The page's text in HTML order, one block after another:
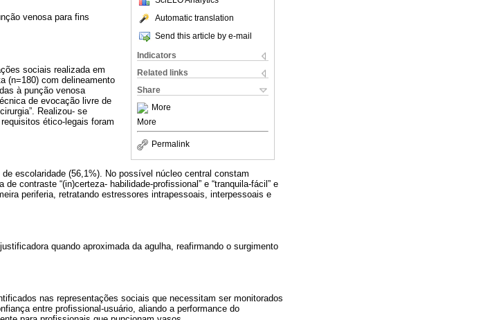
Automatic translation
Send this article by e-mail
Indicators
Related links
Share
More
More
Permalink
venosa para fins
sociais realizada em
(n=180) com delineamento
à punção venosa
de evocação livre de
Realizou- se
ético-legais foram
escolaridade (56,1%). No possível núcleo central constam
contraste “(in)certeza- habilidade-profissional” e “tranquila-fácil” e
periferia, retratando estressores intrapessoais, interpessoais e
quando aproximada da agulha, reafirmando o surgimento
nas representações sociais que necessitam ser monitorados
entre profissional-usuário, aliando a performance do